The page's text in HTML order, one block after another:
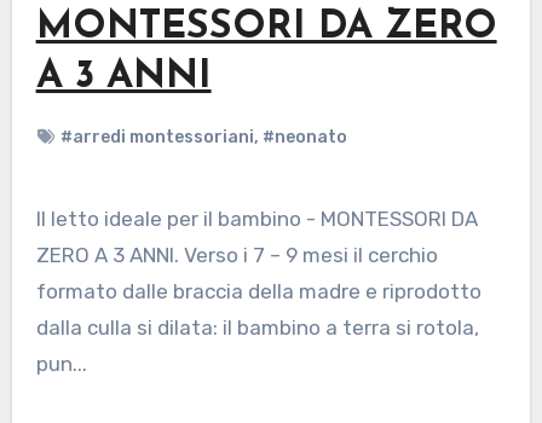
MONTESSORI DA ZERO
A 3 ANNI
#arredi montessoriani, #neonato
Il letto ideale per il bambino - MONTESSORI DA
ZERO A 3 ANNI. Verso i 7 – 9 mesi il cerchio
formato dalle braccia della madre e riprodotto
dalla culla si dilata: il bambino a terra si rotola,
pun...